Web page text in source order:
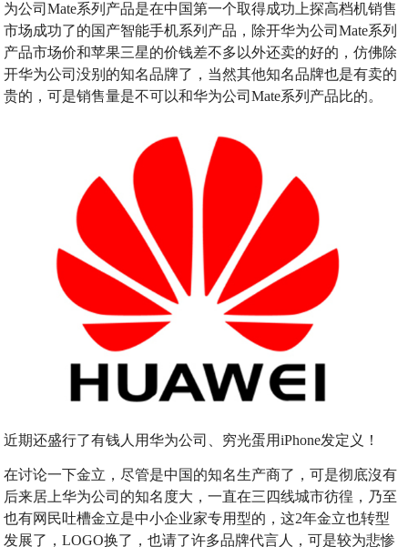
为公司Mate系列产品是在中国第一个取得成功上探高档机销售
市场成功了的国产智能手机系列产品，除开华为公司Mate系列
产品市场价和苹果三星的价钱差不多以外还卖的好的，仿佛除
开华为公司没别的知名品牌了，当然其他知名品牌也是有卖的
贵的，可是销售量是不可以和华为公司Mate系列产品比的。
近期还盛行了有钱人用华为公司、穷光蛋用iPhone发定义！
在讨论一下金立，尽管是中国的知名生产商了，可是彻底沒有
后来居上华为公司的知名度大，一直在三四线城市彷徨，乃至
也有网民吐槽金立是中小企业家专用型的，这2年金立也转型
发展了，LOGO换了，也请了许多品牌代言人，可是较为悲惨